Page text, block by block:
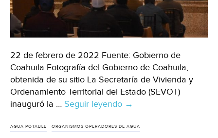
22 de febrero de 2022 Fuente: Gobierno de
Coahuila Fotografía del Gobierno de Coahuila,
obtenida de su sitio La Secretaría de Vivienda y
Ordenamiento Territorial del Estado (SEVOT)
inauguró la … Seguir leyendo Coahuila-
capacita
→
AGUA POTABLE ORGANISMOS OPERADORES DE AGUA